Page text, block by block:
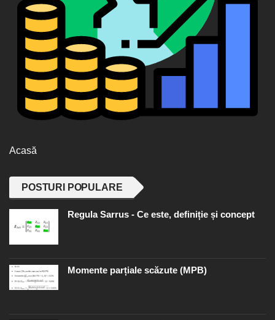
Acasă
POSTURI POPULARE
Regula Sarrus - Ce este, definiție și concept
Momente parțiale scăzute (MPB)